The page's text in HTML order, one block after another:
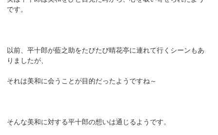
です。
以前、平十郎が藍之助をたびたび晴花亭に連れて行くシーンもあ
りましたが、
それは美和に会うことが目的だったようですね～
そんな美和に対する平十郎の想いは通じるようです。